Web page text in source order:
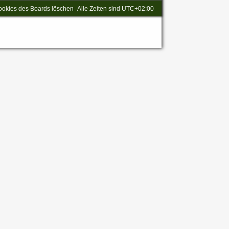
Alle Zeiten sind UTC+02:00
des Boards löschen